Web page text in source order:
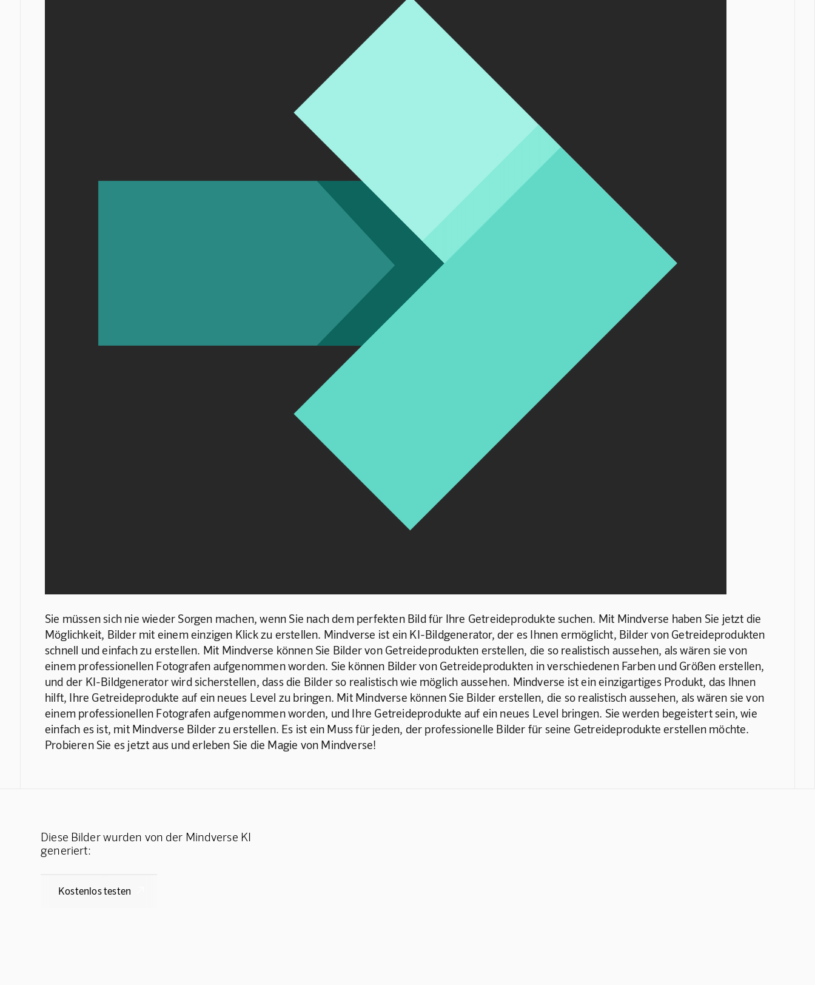
Sie müssen sich nie wieder Sorgen machen, wenn Sie nach dem perfekten Bild für Ihre Getreideprodukte suchen. Mit Mindverse haben Sie jetzt die
Möglichkeit, Bilder mit einem einzigen Klick zu erstellen. Mindverse ist ein KI-Bildgenerator, der es Ihnen ermöglicht, Bilder von Getreideprodukten
schnell und einfach zu erstellen. Mit Mindverse können Sie Bilder von Getreideprodukten erstellen, die so realistisch aussehen, als wären sie von
einem professionellen Fotografen aufgenommen worden. Sie können Bilder von Getreideprodukten in verschiedenen Farben und Größen erstellen,
und der KI-Bildgenerator wird sicherstellen, dass die Bilder so realistisch wie möglich aussehen. Mindverse ist ein einzigartiges Produkt, das Ihnen
hilft, Ihre Getreideprodukte auf ein neues Level zu bringen. Mit Mindverse können Sie Bilder erstellen, die so realistisch aussehen, als wären sie von
einem professionellen Fotografen aufgenommen worden, und Ihre Getreideprodukte auf ein neues Level bringen. Sie werden begeistert sein, wie
einfach es ist, mit Mindverse Bilder zu erstellen. Es ist ein Muss für jeden, der professionelle Bilder für seine Getreideprodukte erstellen möchte.
Probieren Sie es jetzt aus und erleben Sie die Magie von Mindverse!
Diese Bilder wurden von der Mindverse KI
generiert:
Kostenlos testen